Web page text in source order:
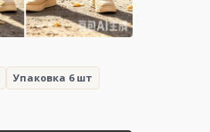
Упаковка 6 шт